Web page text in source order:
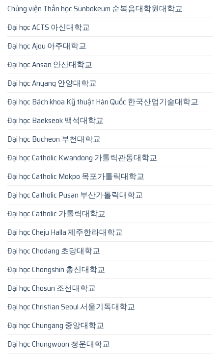
Chủng viện Thần học Sunbokeum 순복음대학원대학교
Đại học ACTS 아신대학교
Đại học Ajou 아주대학교
Đại học Ansan 안산대학교
Đại học Anyang 안양대학교
Đại học Bách khoa Kỹ thuật Hàn Quốc 한국산업기술대학교
Đại học Baekseok 백석대학교
Đại học Bucheon 부천대학교
Đại học Catholic Kwandong 가톨릭관동대학교
Đại học Catholic Mokpo 목포가톨릭대학교
Đại học Catholic Pusan 부산가톨릭대학교
Đại học Catholic 가톨릭대학교
Đại học Cheju Halla 제주한라대학교
Đại học Chodang 초당대학교
Đại học Chongshin 총신대학교
Đại học Chosun 조선대학교
Đại học Christian Seoul 서울기독대학교
Đại học Chungang 중앙대학교
Đại học Chungwoon 청운대학교